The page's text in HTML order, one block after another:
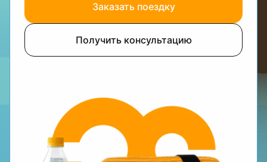
Заказать поездку
Получить консультацию